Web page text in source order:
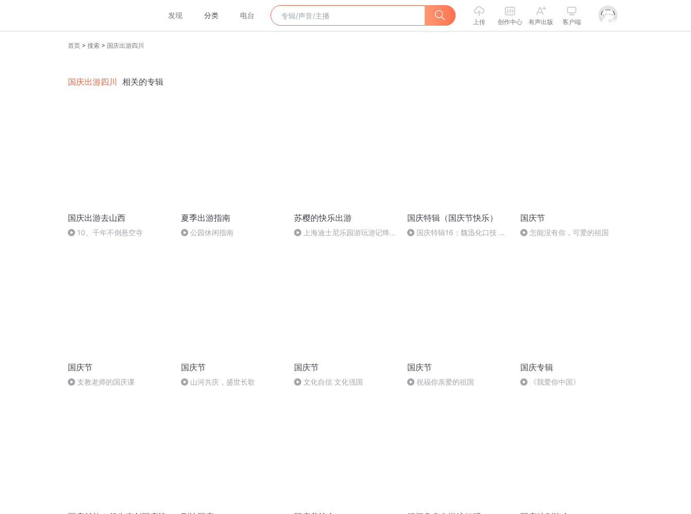
发现 分类 电台
上传 创作中心 有声出版 客户端
首页 > 搜索 > 国庆出游四川
国庆出游四川 相关的专辑
国庆出游去山西
10、千年不倒悬空寺
夏季出游指南
公园休闲指南
苏樱的快乐出游
上海迪士尼乐园游玩游记终结
国庆特辑（国庆节快乐）
国庆特辑16：魏迅化口技 二
国庆节
怎能没有你，可爱的祖国
国庆节
支教老师的国庆课
国庆节
山河共庆，盛世长歌
国庆节
文化自信 文化强国
国庆节
祝福你亲爱的祖国
国庆专辑
《我爱你中国》